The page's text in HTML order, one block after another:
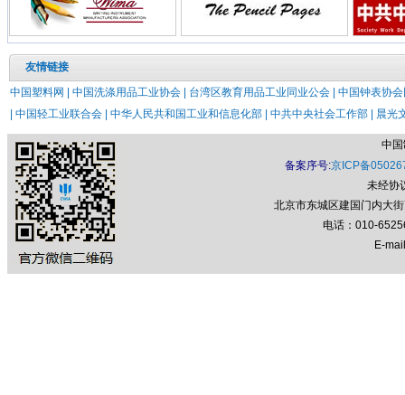
友情链接
中国塑料网 | 中国洗涤用品工业协会 | 台湾区教育用品工业同业公会 | 中国钟表协
中国轻工业联合会 | 中华人民共和国工业和信息化部 | 中共中央社会工作部 | 晨光
中
备案序号:京ICP备
未经协
北京市东城区建国门内大
电话：010-
E-